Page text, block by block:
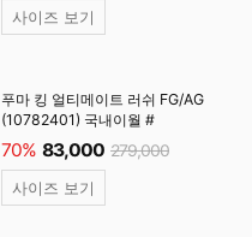
사이즈 보기
푸마 킹 얼티메이트 러쉬 FG/AG
(10782401) 국내이월 #
70% 83,000 279,000
사이즈 보기